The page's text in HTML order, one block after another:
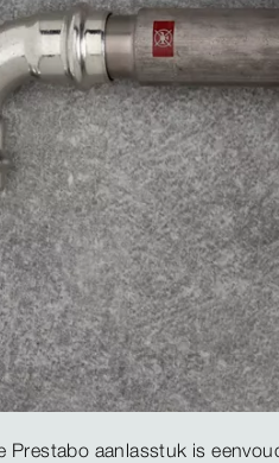
Prestabo aanlasstuk is